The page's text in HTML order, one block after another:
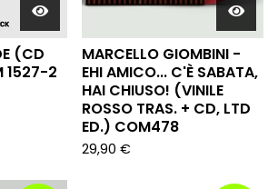
(CD
1527-2
MARCELLO GIOMBINI -
EHI AMICO... C'È SABATA,
HAI CHIUSO! (VINILE
ROSSO TRAS. + CD, LTD
ED.) COM478
29,90 €